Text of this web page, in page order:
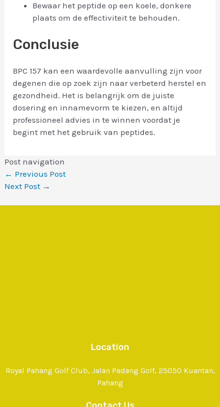
Bewaar het peptide op een koele, donkere
plaats om de effectiviteit te behouden.
Conclusie
BPC 157 kan een waardevolle aanvulling zijn voor
degenen die op zoek zijn naar verbeterd herstel en
gezondheid. Het is belangrijk om de juiste
dosering en innamevorm te kiezen, en altijd
professioneel advies in te winnen voordat je
begint met het gebruik van peptides.
Post navigation
← Previous Post
Next Post →
Location
Royal Pahang Golf Club, Jalan Padang Golf, 25050 Kuantan,
Pahang